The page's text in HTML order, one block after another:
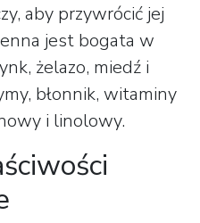
aby przywrócić jej
jest bogata w
żelazo, miedź i
błonnik, witaminy
i linolowy.